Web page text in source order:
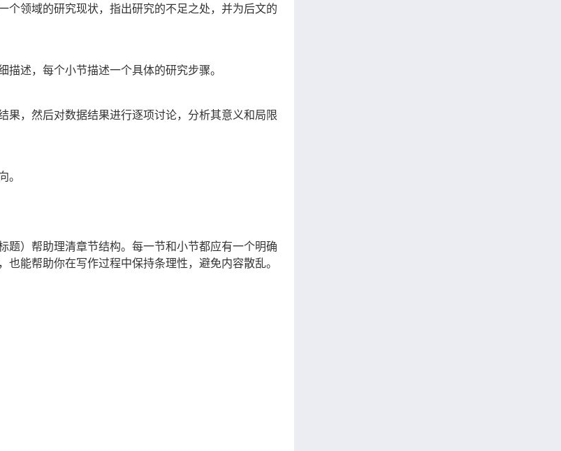
个领域的研究现状，指出研究的不足之处，并为后文的
述，每个小节描述一个具体的研究步骤。
果，然后对数据结果进行逐项讨论，分析其意义和局限
。
）帮助理清章节结构。每一节和小节都应有一个明确
能帮助你在写作过程中保持条理性，避免内容散乱。